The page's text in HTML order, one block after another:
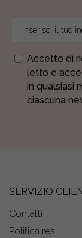
Accetto di
letto e
in qualsiasi
ciascuna
SERVIZIO
Contatti
Politica resi